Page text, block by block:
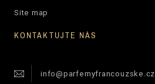
Site map
KONTAKTUJTE NÁS
info@parfemyfrancouzske.cz